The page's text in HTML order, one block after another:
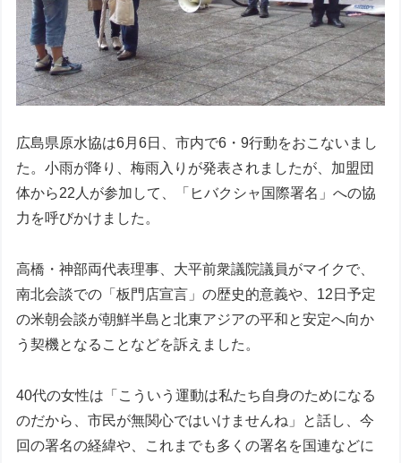
広島県原水協は6月6日、市内で6・9行動をおこないまし
た。小雨が降り、梅雨入りが発表されましたが、加盟団
体から22人が参加して、「ヒバクシャ国際署名」への協
力を呼びかけました。
高橋・神部両代表理事、大平前衆議院議員がマイクで、
南北会談での「板門店宣言」の歴史的意義や、12日予定
の米朝会談が朝鮮半島と北東アジアの平和と安定へ向か
う契機となることなどを訴えました。
40代の女性は「こういう運動は私たち自身のためになる
のだから、市民が無関心ではいけませんね」と話し、今
回の署名の経緯や、これまでも多くの署名を国連などに